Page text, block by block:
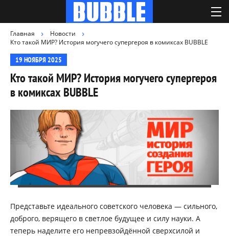
Главная
Новости
Кто такой МИР? История могучего супергероя в комиксах BUBBLE
19 НОЯБРЯ 2025
Кто такой МИР? История могучего супергероя
в комиксах BUBBLE
Представьте идеального советского человека — сильного,
доброго, верящего в светлое будущее и силу науки. А
теперь наделите его непревзойдённой сверхсилой и